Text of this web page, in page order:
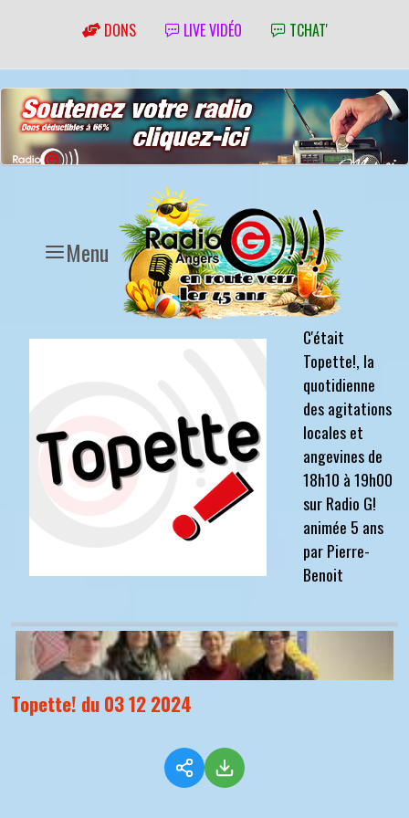
DONS LIVE VIDÉO TCHAT'
Menu
C'était
Topette!, la
quotidienne
des agitations
locales et
angevines de
18h10 à 19h00
sur Radio G!
animée 5 ans
par Pierre-
Benoit
Topette! du 03 12 2024